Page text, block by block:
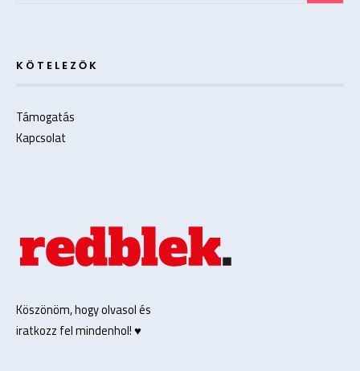
KÖTELEZŐK
Támogatás
Kapcsolat
Köszönöm, hogy olvasol és
iratkozz fel mindenhol! ♥️